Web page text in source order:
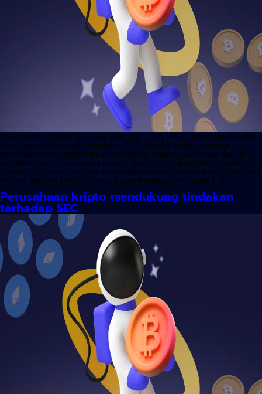
Dalam konteks ketegangan yang meningkat antara industri cryptocurrency dan
Securities and Exchange Commission (SEC) Amerika Serikat, beberapa
perusahaan crypto bersatu untuk mendukung tindakan hukum yang diajukan
oleh Beba, sebuah perusahaan pakaian. Kasus ini bertujuan untuk menantang
"aturan tidak tertulis" SEC mengenai regulasi airdrop, menyoroti tantangan yang
dihadapi sektor ini terhadap regulasi yang dianggap terlalu kabur. […]
Perusahaan kripto mendukung tindakan
terhadap SEC